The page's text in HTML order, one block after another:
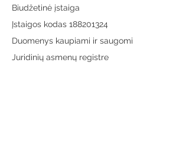
Biudžetinė įstaiga
Įstaigos kodas 188201324
Duomenys kaupiami ir saugomi
Juridinių asmenų registre